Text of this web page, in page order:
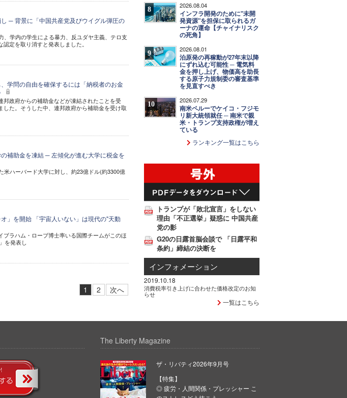
─ 背景に「中国共産党及びウイグル弾圧の
、学内の学生による暴力、反ユダヤ主義、テロ支
定を取り消すと発表しました。
学問の自由を確保するには「納税者のお金
邦政府からの補助金などが凍結されたことを受
た。そうした中、連邦政府から補助金を受け取
補助金を凍結 ─ 左傾化が進む大学に税金を
米ハーバード大学に対し、約23億ドル(約3300億
」を開始 「宇宙人いない」は現代の"天動
ラハム・ローブ博士率いる国際チームがこのほ
を発表し
1 2 次へ
8 2026.08.04
インフラ開発のために"未開
発資源"を担保に取られるガ
ーナの運命【チャイナリスク
の死角】
9 2026.08.01
泊原発の再稼動が27年末以降
にずれ込む可能性 ─ 電気料
金を押し上げ、物価高を助長
する原子力規制委の審査基準
を見直すべき
10 2026.07.29
南米ペルーでケイコ・フジモ
リ新大統領就任 ─ 南米で親
米・トランプ支持政権が増え
ている
ランキング一覧はこちら
トランプが「敗北宣言」をしない
理由「不正選挙」疑惑に 中国共産
党の影
G20の日露首脳会談で 「日露平和
条約」締結の決断を
インフォメーション
2019.10.18
消費税率引き上げに合わせた価格改定のお知
らせ
一覧はこちら
The Liberty Magazine
ザ・リバティ2026年9月号
【特集】
◎ 疲労・人間関係・プレッシャー こ